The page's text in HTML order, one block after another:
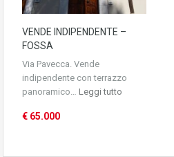
VENDE INDIPENDENTE –
FOSSA
Via Pavecca. Vende
indipendente con terrazzo
panoramico… Leggi tutto
€ 65.000